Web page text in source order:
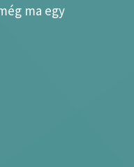
ma egy